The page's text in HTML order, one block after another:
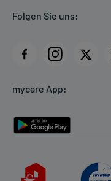
AGB
Datenschutz
Rückgabe/Widerruf
Folgen Sie uns:
mycare App: